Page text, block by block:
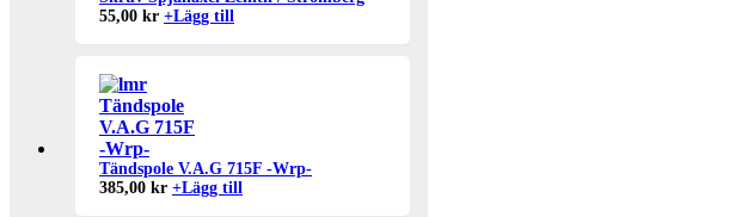
55,00 kr +Lägg till
Tändspole V.A.G 715F -Wrp-
385,00 kr +Lägg till